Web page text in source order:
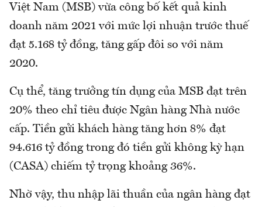
Việt Nam (MSB) vừa công bố kết quả kinh
doanh năm 2021 với mức lợi nhuận trước thuế
đạt 5.168 tỷ đồng, tăng gấp đôi so với năm
2020.
Cụ thể, tăng trưởng tín dụng của MSB đạt trên
20% theo chỉ tiêu được Ngân hàng Nhà nước
cấp. Tiền gửi khách hàng tăng hơn 8% đạt
94.616 tỷ đồng trong đó tiền gửi không kỳ hạn
(CASA) chiếm tỷ trọng khoảng 36%.
Nhờ vậy, thu nhập lãi thuần của ngân hàng đạt